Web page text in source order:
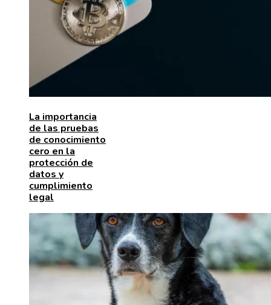
La importancia
de las pruebas
de conocimiento
cero en la
protección de
datos y
cumplimiento
legal